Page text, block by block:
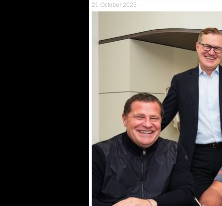
21 October 2025